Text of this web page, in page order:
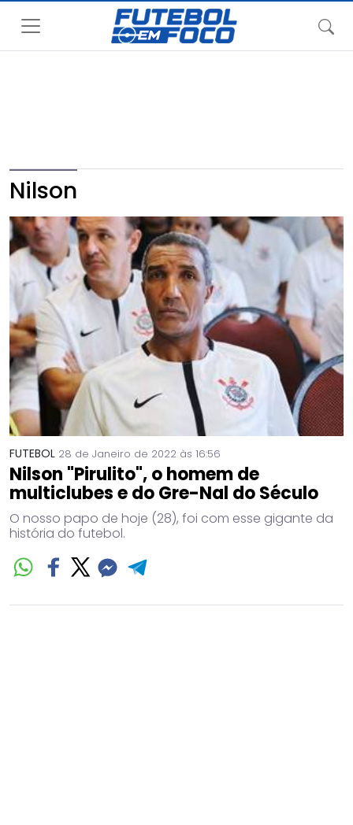
Nilson
FUTEBOL 28 de Janeiro de 2022 às 16:56
Nilson "Pirulito", o homem de
multiclubes e do Gre-Nal do Século
O nosso papo de hoje (28), foi com esse gigante da
história do futebol.